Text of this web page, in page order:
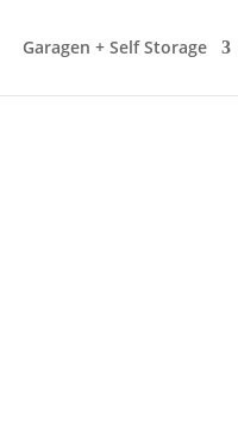
Garagen + Self Storage